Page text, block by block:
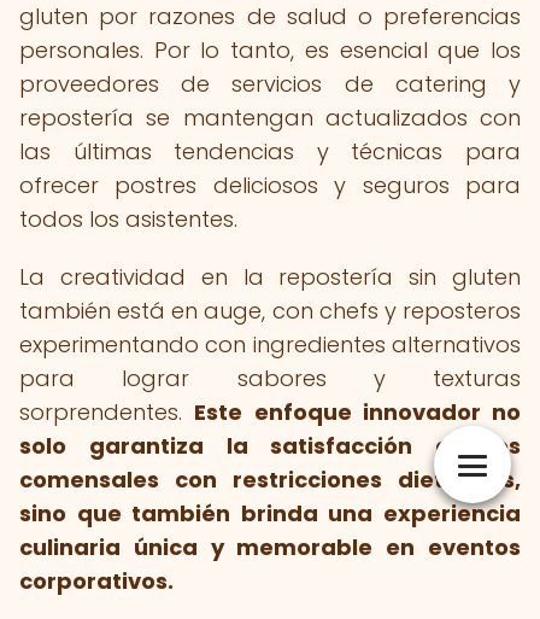
gluten por razones de salud o preferencias
personales. Por lo tanto, es esencial que los
proveedores de servicios de catering y
repostería se mantengan actualizados con
las últimas tendencias y técnicas para
ofrecer postres deliciosos y seguros para
todos los asistentes.
La creatividad en la repostería sin gluten
también está en auge, con chefs y reposteros
experimentando con ingredientes alternativos
para lograr sabores y texturas
sorprendentes. Este enfoque innovador no
solo garantiza la satisfacción de los
comensales con restricciones dietéticas,
sino que también brinda una experiencia
culinaria única y memorable en eventos
corporativos.